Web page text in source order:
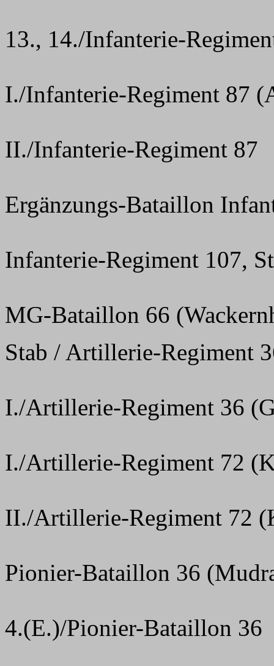
13., 14./Infanterie-
I./Infanterie-Regiment 87
II./Infanterie-Regiment 87
Ergänzungs-Bataillon
Infanterie-Regiment 107,
MG-Bataillon 66
Stab / Artillerie-Regiment
I./Artillerie-Regiment 36
I./Artillerie-Regiment 72
II./Artillerie-Regiment 72
Pionier-Bataillon 36
4.(E.)/Pionier-Bataillon 36